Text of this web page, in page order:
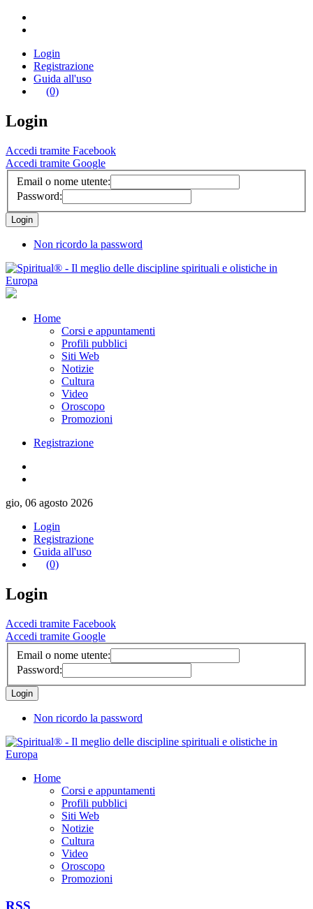
Login
Registrazione
Guida all'uso
(0)
Login
Accedi tramite Facebook
Accedi tramite Google
Email o nome utente:
Password:
Non ricordo la password
Home
Corsi e appuntamenti
Profili pubblici
Siti Web
Notizie
Cultura
Video
Oroscopo
Promozioni
Registrazione
gio, 06 agosto 2026
Login
Registrazione
Guida all'uso
(0)
Login
Accedi tramite Facebook
Accedi tramite Google
Email o nome utente:
Password:
Non ricordo la password
Home
Corsi e appuntamenti
Profili pubblici
Siti Web
Notizie
Cultura
Video
Oroscopo
Promozioni
RSS